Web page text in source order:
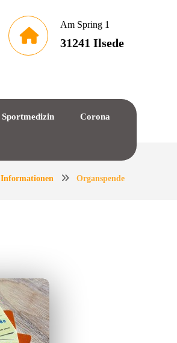
Am Spring 1
31241 Ilsede
Sportmedizin Corona
Informationen Organspende